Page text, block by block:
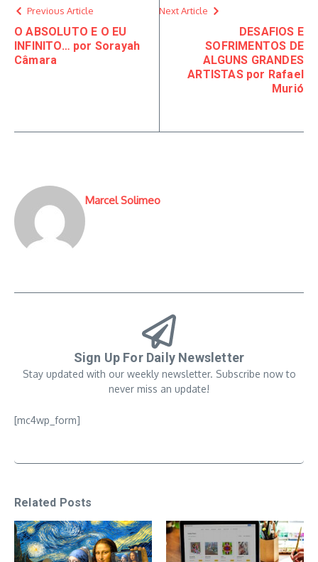
Previous Article
O ABSOLUTO E O EU
INFINITO… por Sorayah
Câmara
Next Article
DESAFIOS E
SOFRIMENTOS DE
ALGUNS GRANDES
ARTISTAS por Rafael
Murió
Marcel Solimeo
Sign Up For Daily Newsletter
Stay updated with our weekly newsletter. Subscribe now to
never miss an update!
[mc4wp_form]
Related Posts